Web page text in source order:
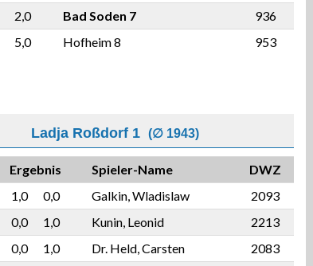
2,0 Bad Soden 7
936
5,0 Hofheim 8 953
Ladja Roßdorf 1 (∅ 1943)
Ergebnis Spieler-Name
DWZ
1,0 0,0 Galkin, Wladislaw
2093
0,0 1,0 Kunin, Leonid
2213
0,0 1,0 Dr. Held, Carsten
2083